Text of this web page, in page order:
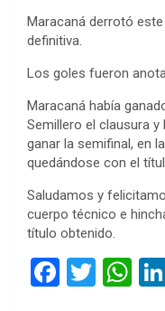
Maracaná derrotó
definitiva.
Los goles fueron
Maracaná había
Semillero el clausura y
ganar la semifinal, en
quedándose con el
Saludamos y
cuerpo técnico e
título obtenido.
F
T
W